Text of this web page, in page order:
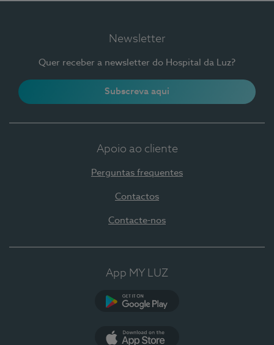
Newsletter
Quer receber a newsletter do Hospital da Luz?
Subscreva aqui
Apoio ao cliente
Perguntas frequentes
Contactos
Contacte-nos
App MY LUZ